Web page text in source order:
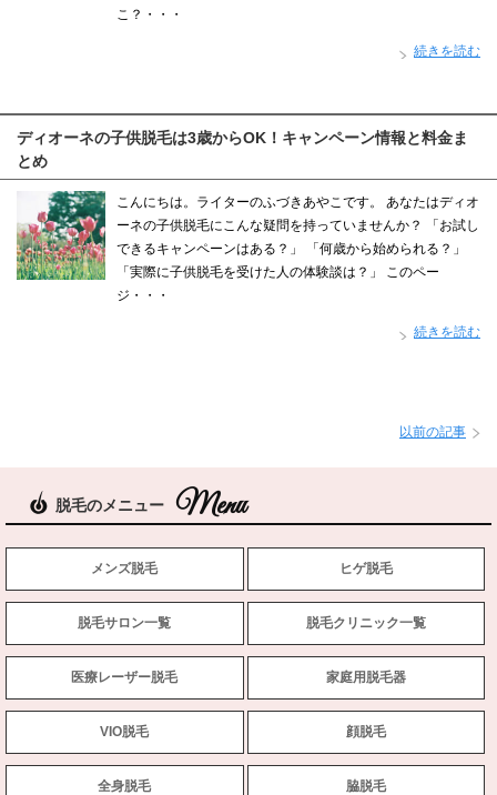
こ？・・・
続きを読む
ディオーネの子供脱毛は3歳からOK！キャンペーン情報と料金ま
とめ
こんにちは。ライターのふづきあやこです。 あなたはディオ
ーネの子供脱毛にこんな疑問を持っていませんか？ 「お試し
できるキャンペーンはある？」 「何歳から始められる？」
「実際に子供脱毛を受けた人の体験談は？」 このペー
ジ・・・
続きを読む
以前の記事
脱毛のメニュー
メンズ脱毛 ヒゲ脱毛
脱毛サロン一覧 脱毛クリニック一覧
医療レーザー脱毛 家庭用脱毛器
VIO脱毛 顔脱毛
全身脱毛 脇脱毛